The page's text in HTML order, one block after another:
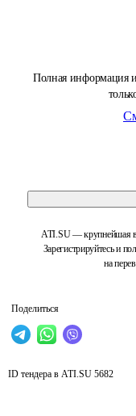
Полная информация
ATI.SU — крупнейшая в
Зарегистрируйтесь и
на
Поделиться
ID тендера в ATI.SU 5682